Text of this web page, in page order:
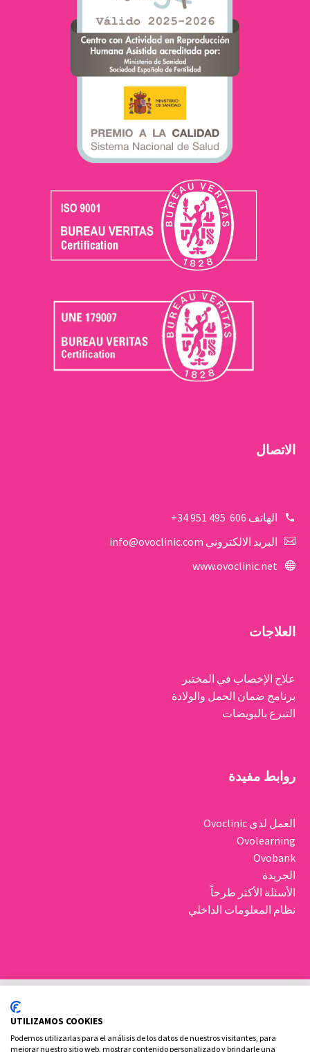
الاتصال
الهاتف 606 495 951 34+
البريد الالكتروني info@ovoclinic.com
www.ovoclinic.net
العلاجات
علاج الإخصاب في المختبر
برنامج ضمان الحمل والولادة
التبرع بالبويضات
روابط مفيدة
العمل لدى Ovoclinic
Ovolearning
Ovobank
الجريدة
الأسئلة الأكثر طرحاً
نظام المعلومات الداخلي
UTILIZAMOS COOKIES
Podemos utilizarlas para el análisis de los datos de nuestros visitantes, para
mejorar nuestro sitio web, mostrar contenido personalizado y brindarle una